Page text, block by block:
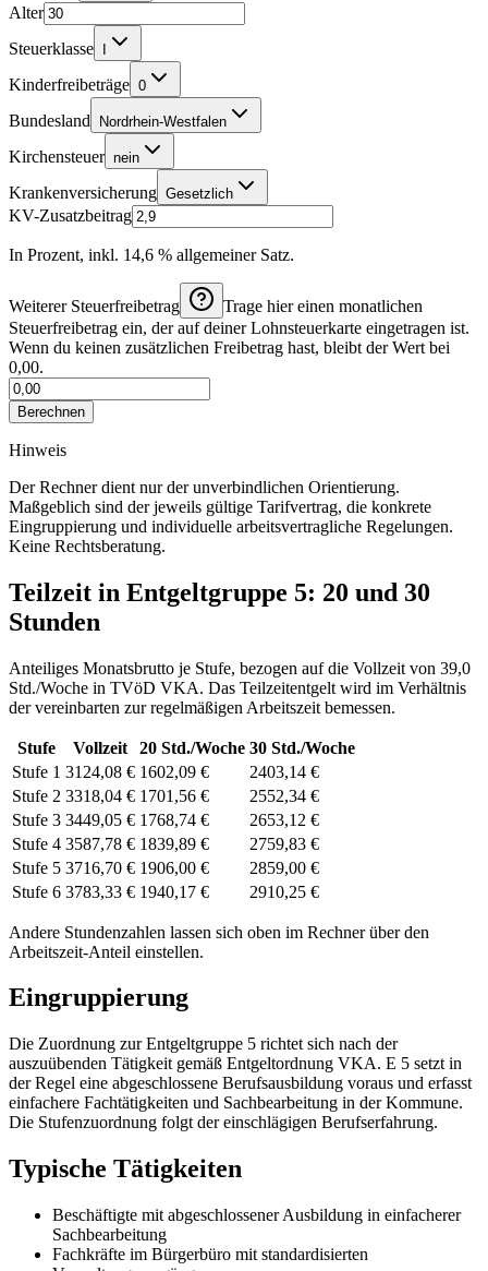
Alter
Steuerklasse
Kinderfreibeträge 0
Bundesland Nordrhein-Westfalen
Kirchensteuer nein
Krankenversicherung Gesetzlich
KV-Zusatzbeitrag
In Prozent, inkl. 14,6 % allgemeiner Satz.
Weiterer Steuerfreibetrag
Trage hier einen monatlichen
Steuerfreibetrag ein, der auf deiner Lohnsteuerkarte eingetragen ist.
Wenn du keinen zusätzlichen Freibetrag hast, bleibt der Wert bei
0,00.
Berechnen
Hinweis
Der Rechner dient nur der unverbindlichen Orientierung.
Maßgeblich sind der jeweils gültige Tarifvertrag, die konkrete
Eingruppierung und individuelle arbeitsvertragliche Regelungen.
Keine Rechtsberatung.
Teilzeit in Entgeltgruppe 5: 20 und 30
Stunden
Anteiliges Monatsbrutto je Stufe, bezogen auf die Vollzeit von 39,0
Std./Woche in TVöD VKA. Das Teilzeitentgelt wird im Verhältnis
der vereinbarten zur regelmäßigen Arbeitszeit bemessen.
Stufe Vollzeit 20 Std./Woche 30 Std./Woche
Stufe 1 3124,08 € 1602,09 €
2403,14 €
Stufe 2 3318,04 € 1701,56 €
2552,34 €
Stufe 3 3449,05 € 1768,74 €
2653,12 €
Stufe 4 3587,78 € 1839,89 €
2759,83 €
Stufe 5 3716,70 € 1906,00 €
2859,00 €
Stufe 6 3783,33 € 1940,17 € 2910,25 €
Andere Stundenzahlen lassen sich oben im Rechner über den
Arbeitszeit-Anteil einstellen.
Eingruppierung
Die Zuordnung zur Entgeltgruppe 5 richtet sich nach der
auszuübenden Tätigkeit gemäß Entgeltordnung VKA. E 5 setzt in
der Regel eine abgeschlossene Berufsausbildung voraus und erfasst
einfachere Fachtätigkeiten und Sachbearbeitung in der Kommune.
Die Stufenzuordnung folgt der einschlägigen Berufserfahrung.
Typische Tätigkeiten
Beschäftigte mit abgeschlossener Ausbildung in einfacherer
Sachbearbeitung
Fachkräfte im Bürgerbüro mit standardisierten